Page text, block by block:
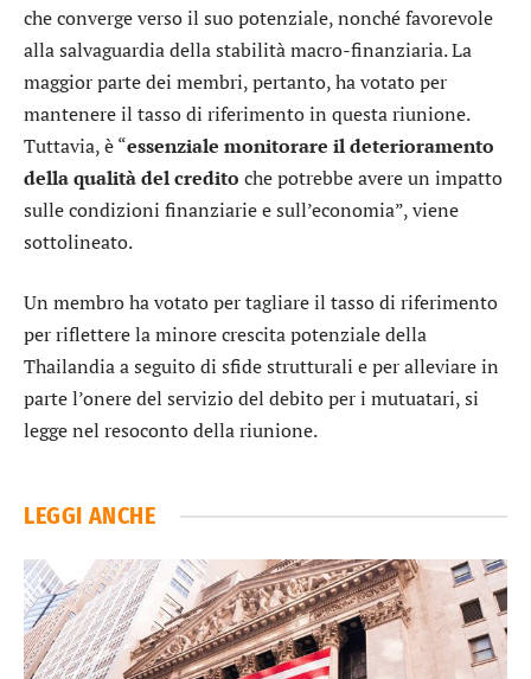
che converge verso il suo potenziale, nonché favorevole
alla salvaguardia della stabilità macro-finanziaria. La
maggior parte dei membri, pertanto, ha votato per
mantenere il tasso di riferimento in questa riunione.
Tuttavia, è “essenziale monitorare il deterioramento
della qualità del credito che potrebbe avere un impatto
sulle condizioni finanziarie e sull’economia”, viene
sottolineato.
Un membro ha votato per tagliare il tasso di riferimento
per riflettere la minore crescita potenziale della
Thailandia a seguito di sfide strutturali e per alleviare in
parte l’onere del servizio del debito per i mutuatari, si
legge nel resoconto della riunione.
LEGGI ANCHE